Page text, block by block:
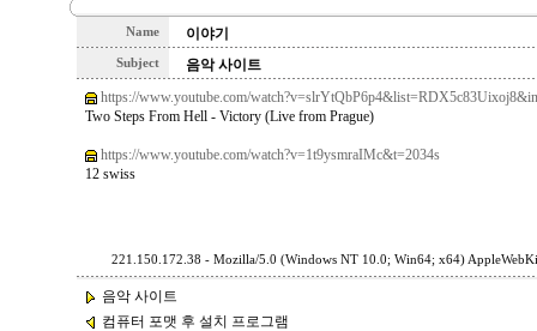
Name 이야기
Subject
음악 사이트
https://www.youtube.com/
Two Steps From Hell - Victory (Live from Prague)
https://www.youtube.com/watch?v=1t9ysmraIMc&t=2034s
12 swiss
221.150.172.38 - Mozilla/5.0 (Windows NT 10.0; Win64; x64)
음악 사이트
컴퓨터 포맷 후 설치 프로그램